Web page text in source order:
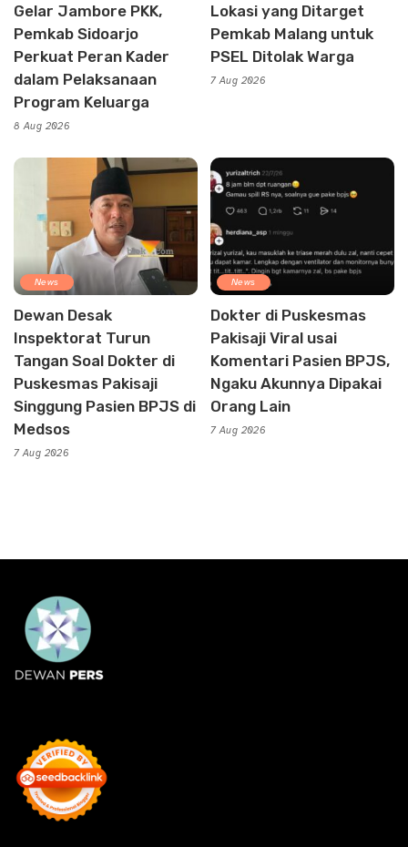
Gelar Jambore PKK,
Pemkab Sidoarjo
Perkuat Peran Kader
dalam Pelaksanaan
Program Keluarga
8 Aug 2026
Lokasi yang Ditarget
Pemkab Malang untuk
PSEL Ditolak Warga
7 Aug 2026
News
Dewan Desak
Inspektorat Turun
Tangan Soal Dokter di
Puskesmas Pakisaji
Singgung Pasien BPJS di
Medsos
7 Aug 2026
News
Dokter di Puskesmas
Pakisaji Viral usai
Komentari Pasien BPJS,
Ngaku Akunnya Dipakai
Orang Lain
7 Aug 2026